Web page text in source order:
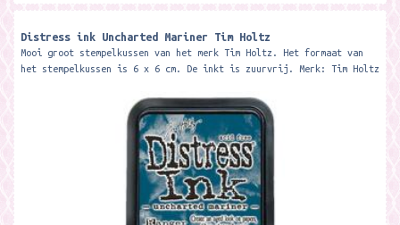
Distress ink Uncharted Mariner Tim Holtz
Mooi groot stempelkussen van het merk Tim Holtz. Het formaat van
het stempelkussen is 6 x 6 cm. De inkt is zuurvrij. Merk: Tim Holtz